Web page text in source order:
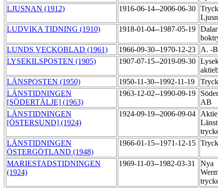
LJUSNAN (1912)
1916-06-14--2006-06-30
LUDVIKA TIDNING (1910)
1918-01-04--1987-05-19
LUNDS VECKOBLAD (1961)
1966-09-30--1970-12-23
A. -
LYSEKILSPOSTEN (1905)
1907-07-15--2019-09-30
LÄNSPOSTEN (1950)
1950-11-30--1992-11-19
LÄNSTIDNINGEN
[SÖDERTÄLJE] (1963)
1963-12-02--1990-09-19
AB
LÄNSTIDNINGEN
[ÖSTERSUND] (1924)
1924-09-19--2006-09-04
LÄNSTIDNINGEN
ÖSTERGÖTLAND (1948)
1966-01-15--1971-12-15
MARIESTADSTIDNINGEN
(1924)
1969-11-03--1982-03-31
Nya